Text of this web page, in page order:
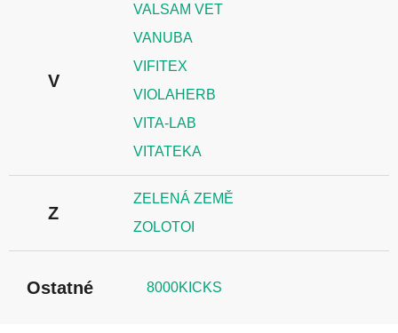
V
VALSAM VET
VANUBA
VIFITEX
VIOLAHERB
VITA-LAB
VITATEKA
Z
ZELENÁ ZEMĚ
ZOLOTOI
Ostatné 8000KICKS